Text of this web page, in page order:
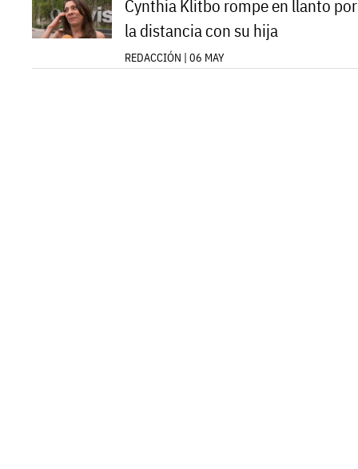
Cynthia Klitbo rompe en llanto por
la distancia con su hija
REDACCIÓN | 06 MAY